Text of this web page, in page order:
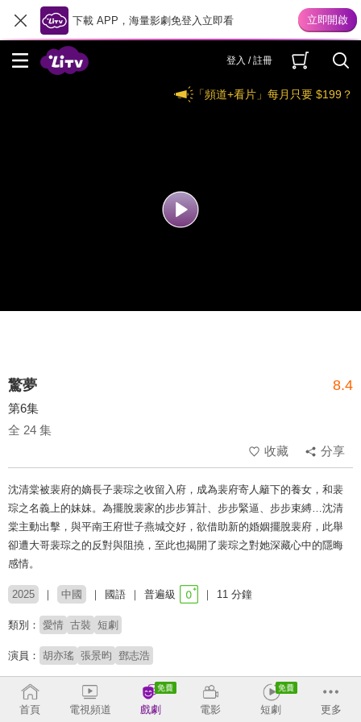
下載 APP，海量影劇免登入立即看
登入 / 註冊
「頻道+看片」每月只要 $199？
驚夢 8.4
第6集
全 24 集
收藏
分享
沈清棠被裴府的嫡長子裴琮之收留入府，成為裴府寄人籬下的養女，和裴
琮之名義上的妹妹。為擺脫裴家的步步算計、步步緊逼、步步束縛…沈清
棠主動出擊，與平南王府世子燕城交好，欲借助新的婚姻擺脫裴府，此舉
卻遭大哥裴琮之的反對與阻撓，至此也揭開了裴琮之對她深藏心中的隱晦
感情。
2025 中國 國語 普遍級 11 分鐘
類別： 愛情 古裝 短劇
演員： 胡亦瑤 張景昀 鄧志浩
導演：
# 青梅竹馬 # 契約婚姻# 短劇推薦# 熱門短劇# 免費短劇
首頁 電視頻道 戲劇 電影 短劇 更多